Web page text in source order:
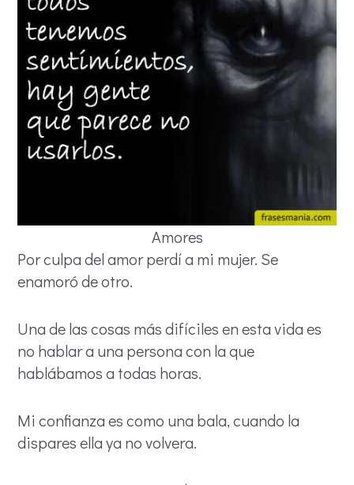
Amores
Por culpa del amor perdí a mi mujer. Se
enamoró de otro.
Una de las cosas más difíciles en esta vida es
no hablar a una persona con la que
hablábamos a todas horas.
Mi confianza es como una bala, cuando la
dispares ella ya no volvera.